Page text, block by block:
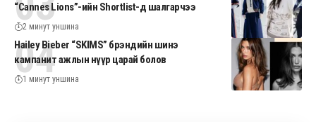
“Cannes Lions”-ийн Shortlist-д шалгарчээ
2 минут уншина
Hailey Bieber “SKIMS” брэндийн шинэ
кампанит ажлын нүүр царай болов
1 минут уншина